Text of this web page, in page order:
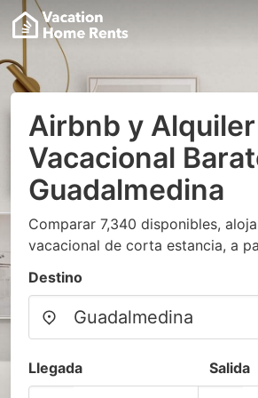
Airbnb y Alquiler
Vacacional
Guadalmedina
Comparar 7,340 disponibles,
vacacional de corta estancia, a
Destino
Llegada Salida